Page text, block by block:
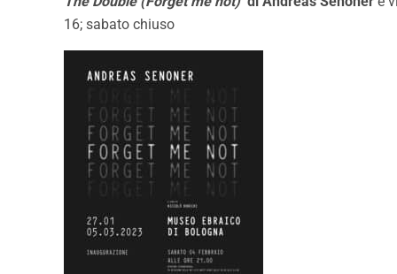
16; sabato chiuso